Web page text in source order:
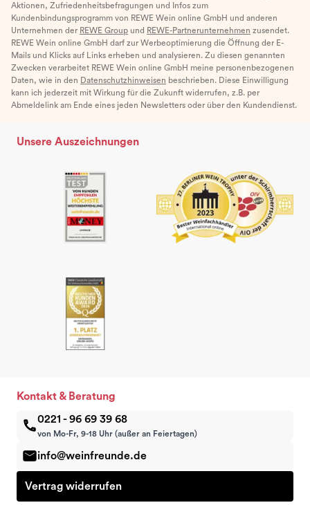
Aktionen, Zufriedenheitsbefragungen und Infos zum
Kundenbindungsprogramm von REWE Wein online GmbH und anderen
Unternehmen der REWE Group und REWE-Partnerunternehmen zusendet.
REWE Wein online GmbH darf zur Werbeoptimierung die Öffnung der E-
Mails und Klicks auf Links erheben und analysieren. Zu diesen genannten
Zwecken verarbeitet REWE Wein online GmbH meine personenbezogenen
Daten, wie in den Datenschutzhinweisen beschrieben. Diese Einwilligung
kann ich jederzeit mit Wirkung für die Zukunft widerrufen, z.B. per
Abmeldelink am Ende eines jeden Newsletters oder über den Kundendienst.
Unsere Auszeichnungen
Kontakt & Beratung
0221 - 96 69 39 68
von Mo-Fr, 9-18 Uhr (außer an Feiertagen)
info@weinfreunde.de
Vertrag widerrufen